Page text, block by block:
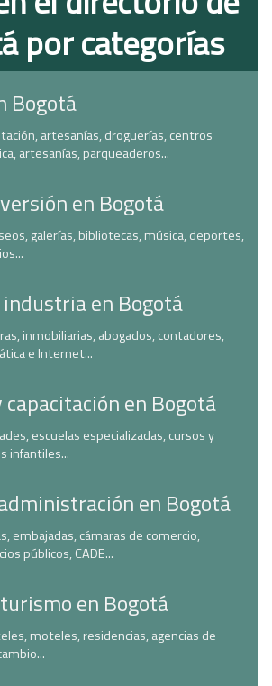
por categorías
Bogotá
artesanías, droguerías, centros
artesanías, parqueaderos...
en Bogotá
galerías, bibliotecas, música, deportes,
industria en Bogotá
inmobiliarias, abogados, contadores,
e Internet...
capacitación en Bogotá
escuelas especializadas, cursos y
infantiles...
en Bogotá
embajadas, cámaras de comercio,
públicos, CADE...
en Bogotá
moteles, residencias, agencias de